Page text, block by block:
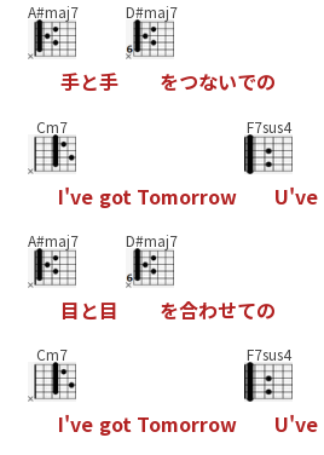
A#maj7
手と手
D#maj7
をつないでの
Cm7
I've got Tomorrow
F7sus4
U've
A#maj7
目 と目
D#maj7
を合わせての
Cm7
I've got Tomorrow
F7sus4
U've